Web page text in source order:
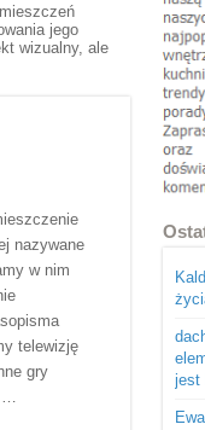
jego
wizualny, ale
nazywane
w nim
telewizję
gry
jest